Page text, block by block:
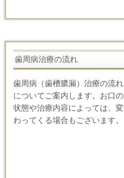
歯周病治療の流れ
歯周病（歯槽膿漏）治療の流れ
についてご案内します。お口の
状態や治療内容によっては、変
わってくる場合もございます。